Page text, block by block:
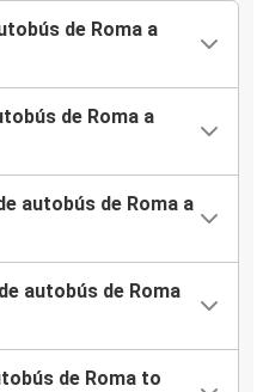
de Roma a
de Roma a
autobús de Roma a
autobús de Roma
de Roma to